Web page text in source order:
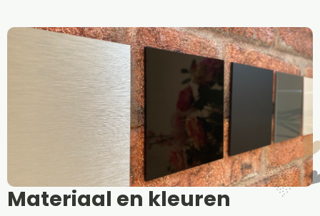
Materiaal en kleuren